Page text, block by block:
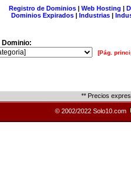
Registro de Dominios| Web Hosting |
Dominios Expirados | Industrias |
[Pág.
** Precios
© 2002/2022 Solo10.com